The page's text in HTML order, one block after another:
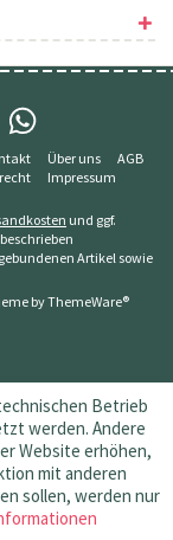
Über uns
AGB
Impressum
und ggf.
Artikel sowie
byThemeWare®
Betrieb
werden. Andere
Website erhöhen,
mit anderen
sollen, werden nur